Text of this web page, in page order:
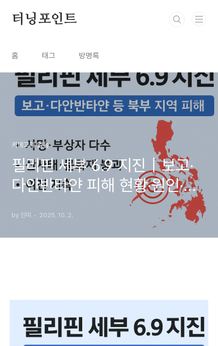
터닝포인트
홈 태그 방명록
카테고리 없음
필리핀 세부 6.9 지진｜보고·
다안반타얀 피해 현황·원인·강
진·여진·강도·위치 지도·여행자
안전 가이드
by 진띠 2025. 10. 2.